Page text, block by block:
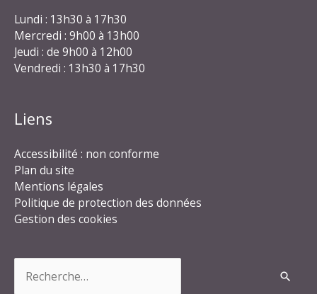
Lundi : 13h30 à 17h30
Mercredi : 9h00 à 13h00
Jeudi : de 9h00 à 12h00
Vendredi : 13h30 à 17h30
Liens
Accessibilité : non conforme
Plan du site
Mentions légales
Politique de protection des données
Gestion des cookies